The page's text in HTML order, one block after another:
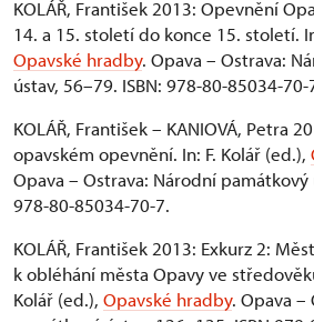
KOLÁŘ, František 2013: Opevnění
14. a 15. století do konce 15. století.
Opavské hradby. Opava – Ostrava:
ústav, 56–79. ISBN: 978-80-85034-70-
KOLÁŘ, František – KANIOVÁ, Petra
opavském opevnění. In: F. Kolář (ed.),
Opava – Ostrava: Národní památkový
978-80-85034-70-7.
KOLÁŘ, František 2013: Exkurz 2:
k obléhání města Opavy ve
Kolář (ed.), Opavské hradby. Opava –